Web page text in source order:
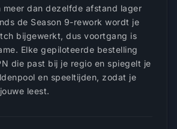
meer dan dezelfde afstand lager
de Season 9-rework wordt je
bijgewerkt, dus voortgang is
Elke gepiloteerde bestelling
die past bij je regio en spiegelt je
en speeltijden, zodat je
leest.